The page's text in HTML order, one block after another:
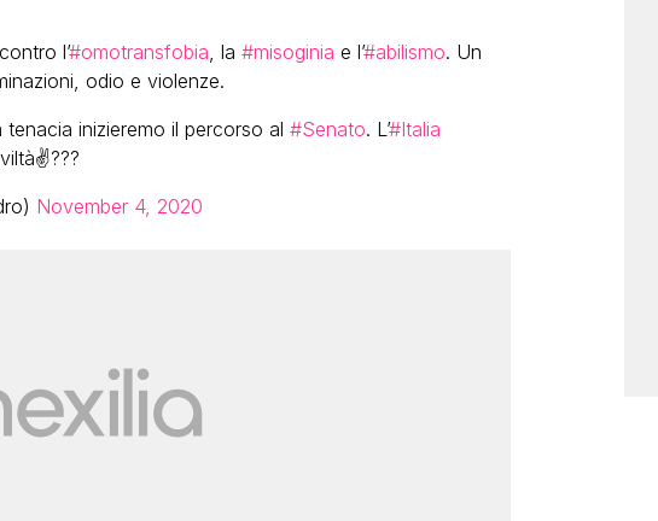
l’#omotransfobia, la #misoginia e l’#abilismo. Un
odio e violenze.
inizieremo il percorso al #Senato. L’#Italia
November 4, 2020